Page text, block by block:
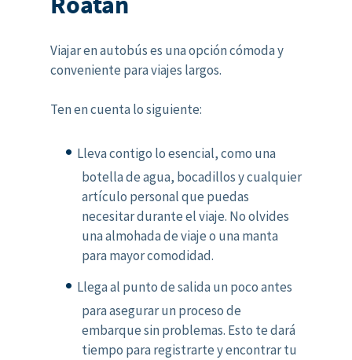
Viajar en autobús es una opción cómoda y
conveniente para viajes largos.
Ten en cuenta lo siguiente:
Lleva contigo lo esencial, como una
botella de agua, bocadillos y cualquier
artículo personal que puedas
necesitar durante el viaje. No olvides
una almohada de viaje o una manta
para mayor comodidad.
Llega al punto de salida un poco antes
para asegurar un proceso de
embarque sin problemas. Esto te dará
tiempo para registrarte y encontrar tu